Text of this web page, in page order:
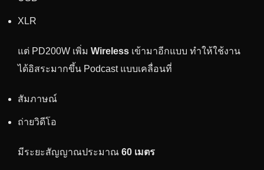
XLR
แต่ PD200W เพิ่ม Wireless เข้ามาอีกแบบ ทำให้ใช้งาน
ได้อิสระมากขึ้น Podcast แบบเคลื่อนที่
สัมภาษณ์
ถ่ายวิดีโอ
มีระยะสัญญาณประมาณ 60 เมตร